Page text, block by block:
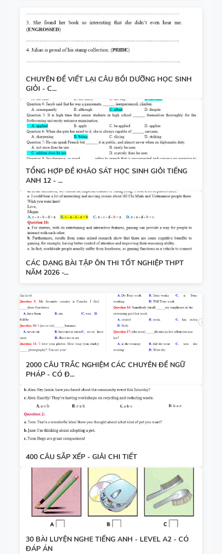
CHUYÊN ĐỀ VIẾT LẠI CÂU BỒI DƯỠNG HỌC SINH
GIỎI - C...
TỔNG HỢP ĐỀ KHẢO SÁT HỌC SINH GIỎI TIẾNG
ANH 12 - ...
CÁC DẠNG BÀI TẬP ÔN THI TỐT NGHIỆP THPT
NĂM 2026 -...
2000 CÂU TRẮC NGHIỆM CÁC CHUYÊN ĐỀ NGỮ
PHÁP - CÓ Đ...
400 CÂU SẮP XẾP - GIẢI CHI TIẾT
30 BÀI LUYỆN NGHE TIẾNG ANH - LEVEL A2 - CÓ
ĐÁP ÁN